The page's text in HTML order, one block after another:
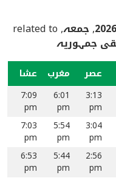
,جمعہ, related to
جمہوریہ
عصر مغرب عشا
3:13
pm
6:01
pm
7:09
pm
3:04
pm
5:54
pm
7:03
pm
2:56
pm
5:44
pm
6:53
pm